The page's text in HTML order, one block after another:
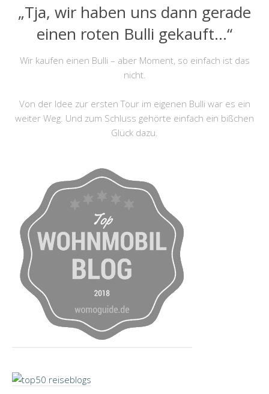
„Tja, wir haben uns dann gerade
einen roten Bulli gekauft…“
Wir kaufen einen Bulli – aber Moment, so einfach ist das
nicht.
Von der Idee zur ersten Tour im eigenen Bulli war es ein
weiter Weg. Und zum Schluss gehörte einfach ein bißchen
Glück dazu.